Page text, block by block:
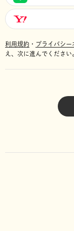
利用規約 ・ プライバシー
え、次に進んでください